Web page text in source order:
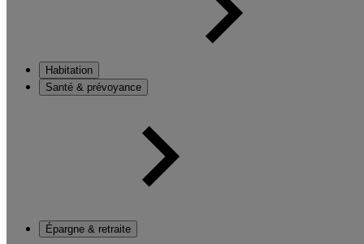
Habitation
Santé & prévoyance
Épargne & retraite